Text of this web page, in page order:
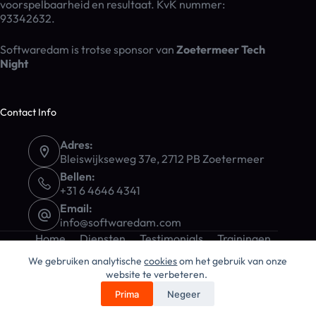
We gebruiken analytischecookiesom het gebruik van onze
website te verbeteren.
Prima Negeer
voorspelbaarheid en resultaat. KvK nummer:
93342632.
Softwaredam is trotse sponsor van Zoetermeer Tech
Night
Contact Info
Adres:
Bleiswijkseweg 37e, 2712 PB Zoetermeer
Bellen:
+31 6 4646 4341
Email:
info@softwaredam.com
Home
Diensten Testimonials
Trainingen
Legal